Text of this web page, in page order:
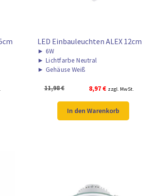
LED Einbauleuchten ALEX 12cm
► 6W
► Lichtfarbe Neutral
► Gehäuse Weiß
11,98€
Ursprünglicher
war:
11,98 €
8,97€Aktueller
ist:
8,97 €.
zzgl. MwSt.
In den Warenkorb